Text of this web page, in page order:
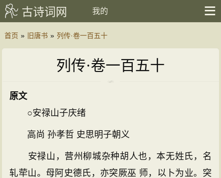
古诗词网 我的
首页 » 旧唐书 » 列传·卷一百五十
列传·卷一百五十
原文
○安禄山子庆绪
高尚 孙孝哲 史思明子朝义
安禄山，营州柳城杂种胡人也，本无姓氏，名
轧荦山。母阿史德氏，亦突厥巫 师，以卜为业。突